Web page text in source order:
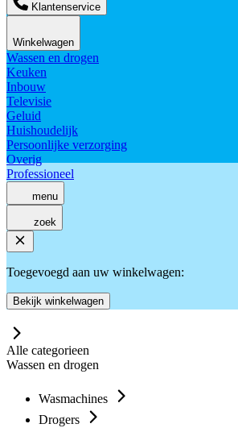
Klantenservice
Winkelwagen
Wassen en drogen
Keuken
Inbouw
Televisie
Geluid
Huishoudelijk
Persoonlijke verzorging
Overig
Professioneel
menu
zoek
Toegevoegd aan uw winkelwagen:
Bekijk winkelwagen
Alle categorieen
Wassen en drogen
Wasmachines
Drogers